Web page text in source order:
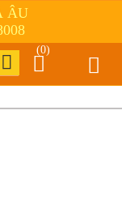
ÂU
(0)